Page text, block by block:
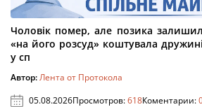
Чоловік помер, але позика
«на його розсуд» коштувала
у сп
Автор:Лента от Протокола
05.08.2026Просмотров:618Коментарии: